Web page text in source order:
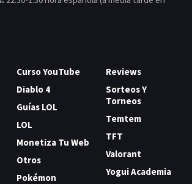
Curso YouTube
Diablo 4
Guías LOL
LOL
Monetiza Tu Web
Otros
Pokémon
Reviews
Sorteos Y
Torneos
Temtem
TFT
Valorant
Yogui Academia